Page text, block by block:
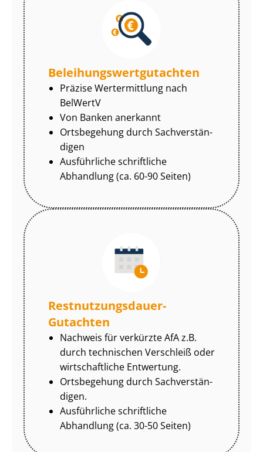
Be­lei­hungs­wert­gut­ach­ten
Präzise Wertermittlung nach
BelWertV
Von Banken anerkannt
Ortsbegehung durch Sach­ver­stän­
di­gen
Ausführliche schriftliche
Abhandlung (ca. 60-90 Seiten)
Rest­nut­zungs­dau­er-
Gutachten
Nachweis für verkürzte AfA z.B.
durch technischen Verschleiß oder
wirtschaftliche Entwertung.
Ortsbegehung durch Sach­ver­stän­
di­gen.
Ausführliche schriftliche
Abhandlung (ca. 30-50 Seiten)